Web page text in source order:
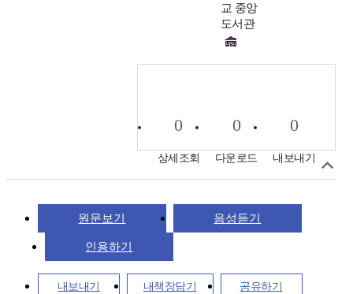
교 중앙
도서관
0
상세조회
0
다운로드
0
내보내기
원문보기 음성듣기
인용하기
내보내기 내책장담기 공유하기